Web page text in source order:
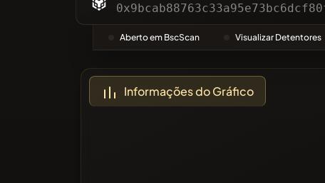
Mais
Aberto em BscScan Visualizar Detentores
Informações do Gráfico